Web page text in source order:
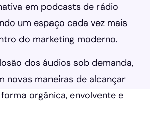
em podcasts de rádio
um espaço cada vez mais
do marketing moderno.
dos áudios sob demanda,
novas maneiras de alcançar
orgânica, envolvente e